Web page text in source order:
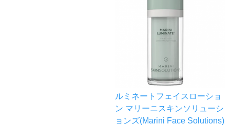
ルミネートフェイスローショ
ン マリーニスキンソリューシ
ョンズ(Marini Face Solutions)